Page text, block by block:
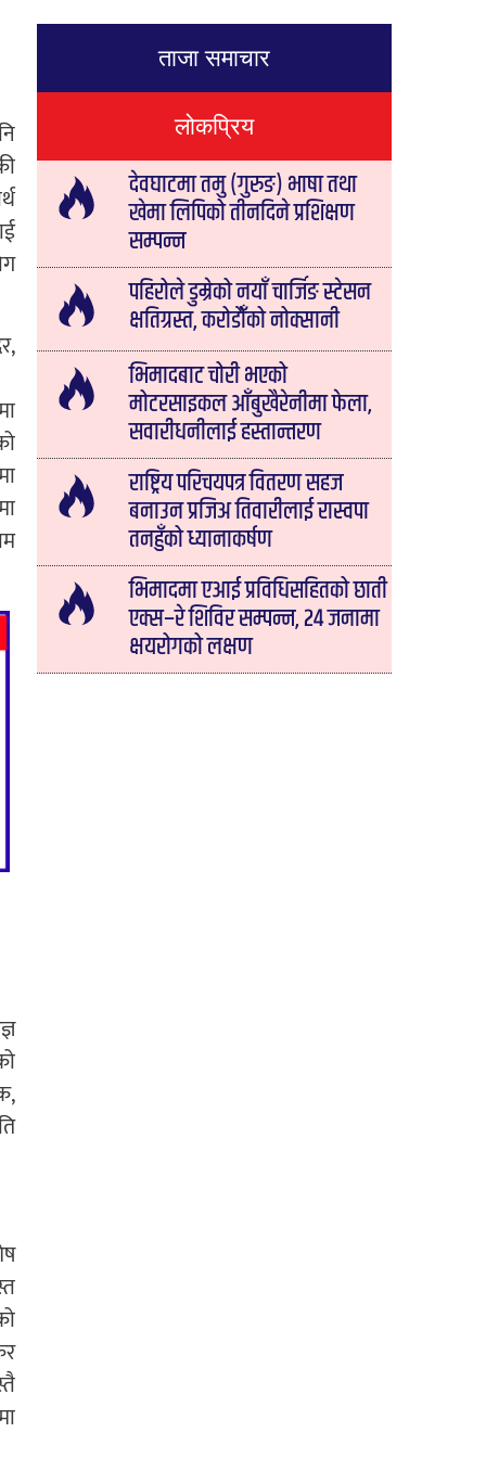
ताजा समाचार
लोकप्रिय
देवघाटमा तमु (गुरुङ) भाषा तथा
खेमा लिपिको तीनदिने प्रशिक्षण
सम्पन्न
पहिरोले डुम्रेको नयाँ चार्जिङ स्टेसन
क्षतिग्रस्त, करोडौँको नोक्सानी
भिमादबाट चोरी भएको
मोटरसाइकल आँबुखैरेनीमा फेला,
सवारीधनीलाई हस्तान्तरण
राष्ट्रिय परिचयपत्र वितरण सहज
बनाउन प्रजिअ तिवारीलाई रास्वपा
तनहुँको ध्यानाकर्षण
भिमादमा एआई प्रविधिसहितको छाती
एक्स–रे शिविर सम्पन्न, २४ जनामा
क्षयरोगको लक्षण